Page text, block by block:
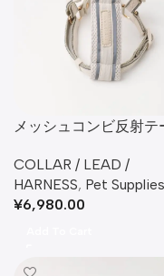
メッシュコンビ反射テ
れ刺繍対応】
COLLAR / LEAD /
HARNESS, Pet Supplies
¥6,980.00